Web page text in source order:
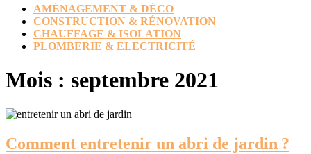
AMÉNAGEMENT & DÉCO
CONSTRUCTION & RÉNOVATION
CHAUFFAGE & ISOLATION
PLOMBERIE & ELECTRICITÉ
CLOSE
BUTTON
Mois : septembre 2021
Comment entretenir un abri de jardin ?